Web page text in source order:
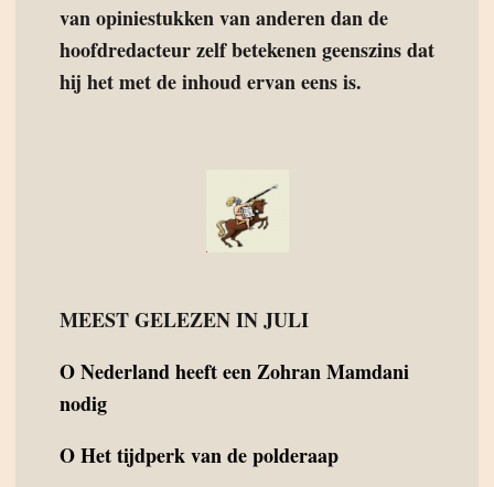
van opiniestukken van anderen dan de
hoofdredacteur zelf betekenen geenszins dat
hij het met de inhoud ervan eens is.
MEEST GELEZEN IN JULI
ONederland heeft een Zohran Mamdani
nodig
OHet tijdperk van de polderaap